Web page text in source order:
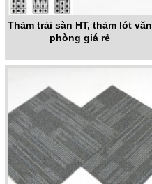
Thảm trải sàn HT, thảm lót văn
phòng giá rẻ